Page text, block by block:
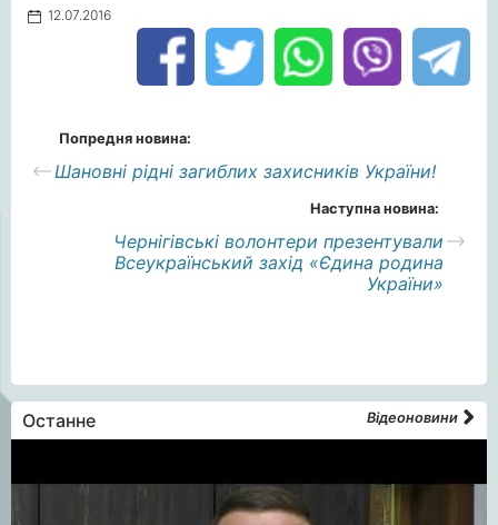
12.07.2016
Попредня новина:
Шановні рідні загиблих захисників України!
Наступна новина:
Чернігівські волонтери презентували
Всеукраїнський захід «Єдина родина
України»
Останне Відеоновини